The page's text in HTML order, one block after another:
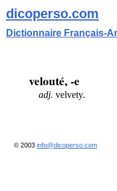
dicoperso.com
Dictionnaire Français-
velouté, -e
adj. velvety.
© 2003 info@dicoperso.com